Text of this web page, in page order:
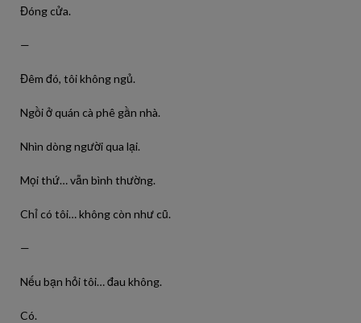
Đóng cửa.
—
Đêm đó, tôi không ngủ.
Ngồi ở quán cà phê gần nhà.
Nhìn dòng người qua lại.
Mọi thứ… vẫn bình thường.
Chỉ có tôi… không còn như cũ.
—
Nếu bạn hỏi tôi… đau không.
Có.